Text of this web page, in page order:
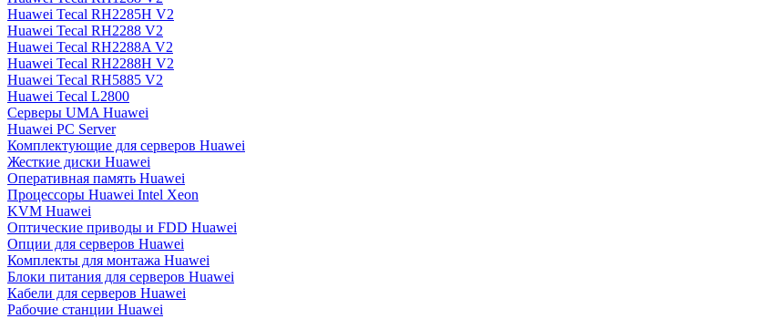
Huawei Tecal RH2285H V2
Huawei Tecal RH2288 V2
Huawei Tecal RH2288A V2
Huawei Tecal RH2288H V2
Huawei Tecal RH5885 V2
Huawei Tecal L2800
Серверы UMA Huawei
Huawei PC Server
Комплектующие для серверов Huawei
Жесткие диски Huawei
Оперативная память Huawei
Процессоры Huawei Intel Xeon
KVM Huawei
Оптические приводы и FDD Huawei
Опции для серверов Huawei
Комплекты для монтажа Huawei
Блоки питания для серверов Huawei
Кабели для серверов Huawei
Рабочие станции Huawei